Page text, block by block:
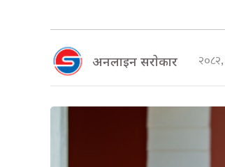
अनलाइन सराेकार